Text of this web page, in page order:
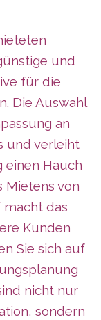
und
für die
Die Auswahl
an
und verleiht
einen Hauch
Mietens von
macht das
Kunden
Sie sich auf
nicht nur
sondern